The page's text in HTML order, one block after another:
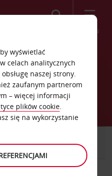
Menu
DOSTAWCZY
wyświetlać
celach analitycznych
naszej strony.
zaufanym partnerom
– więcej informacji
plików cookie.
się na wykorzystanie